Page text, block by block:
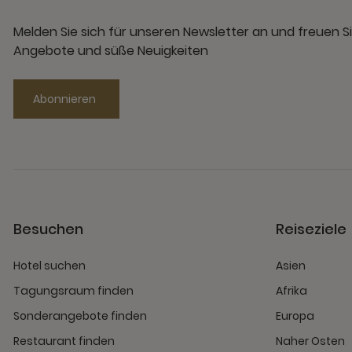
Melden Sie sich für unseren Newsletter an und freuen
Angebote und süße Neuigkeiten
Abonnieren
Besuchen
Hotel suchen
Tagungsraum finden
Sonderangebote finden
Restaurant finden
Reiseziele
Asien
Afrika
Europa
Naher Osten